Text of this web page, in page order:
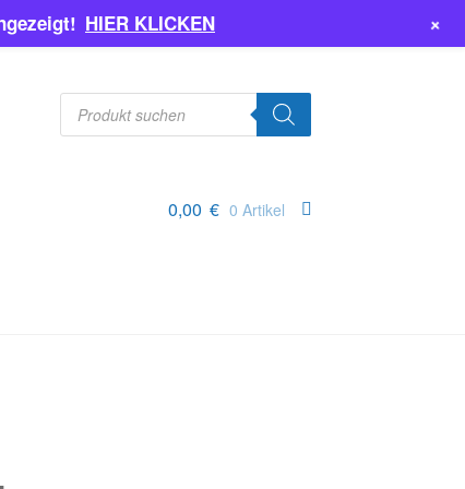
Products
search
0,00 € 0 Artikel
HIER KLICKEN +